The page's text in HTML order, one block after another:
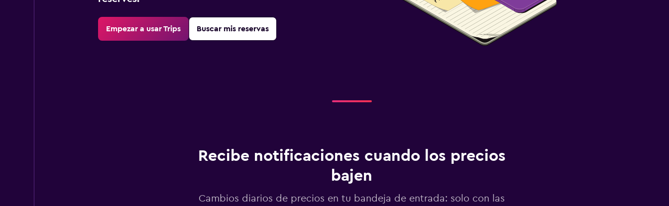
Empezar a usar Trips Buscar mis reservas
Recibe notificaciones cuando los precios
bajen
Cambios diarios de precios en tu bandeja de entrada: solo con las